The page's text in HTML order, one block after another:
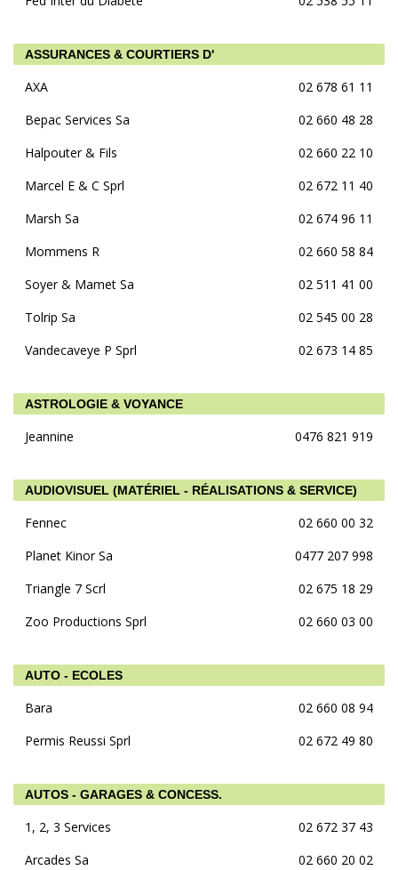
ASSURANCES & COURTIERS D'
AXA
02 678 61 11
Bepac Services Sa
02 660 48 28
Halpouter & Fils
02 660 22 10
Marcel E & C Sprl
02 672 11 40
Marsh Sa
02 674 96 11
Mommens R
02 660 58 84
Soyer & Mamet Sa
02 511 41 00
Tolrip Sa
02 545 00 28
Vandecaveye P Sprl
02 673 14 85
ASTROLOGIE & VOYANCE
Jeannine 0476 821 919
AUDIOVISUEL (MATÉRIEL - RÉALISATIONS & SERVICE)
Fennec
02 660 00 32
Planet Kinor Sa
0477 207 998
Triangle 7 Scrl
02 675 18 29
Zoo Productions Sprl
02 660 03 00
AUTO - ECOLES
Bara
02 660 08 94
Permis Reussi Sprl
02 672 49 80
AUTOS - GARAGES & CONCESS.
1, 2, 3 Services
02 672 37 43
Arcades Sa
02 660 20 02